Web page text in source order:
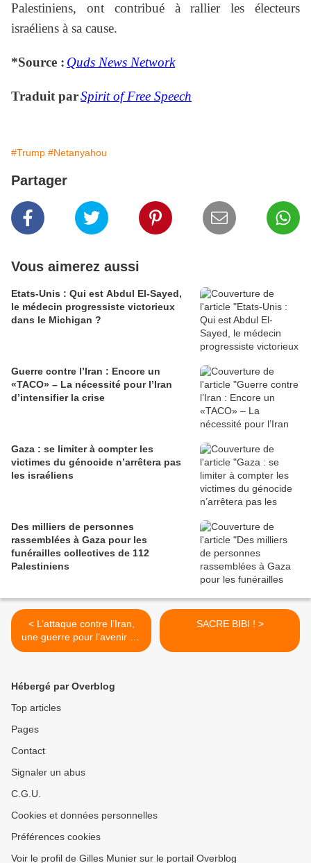
Palestiniens, ont contribué à rallier les électeurs
israéliens à sa cause.
*Source : Quds News Network
Traduit parSpirit of Free Speech
#Trump #Netanyahou
Partager
Vous aimerez aussi
Etats-Unis : Qui est Abdul El-Sayed,
le médecin progressiste victorieux
dans le Michigan ?
Guerre contre l’Iran : Encore un
«TACO» – La nécessité pour l’Iran
d’intensifier la crise
Gaza : se limiter à compter les
victimes du génocide n’arrêtera pas
les israéliens
Des milliers de personnes
rassemblées à Gaza pour les
funérailles collectives de 112
Palestiniens
< L’attaque contre l’Iran,
une guerre pour l’avenir du
Moyen-Orient & de la
SACRE BIBI ! >
Hébergé par Overblog
Top articles
Pages
Contact
Signaler un abus
C.G.U.
Cookies et données personnelles
Préférences cookies
Voir le profil de Gilles Munier sur le portail Overblog